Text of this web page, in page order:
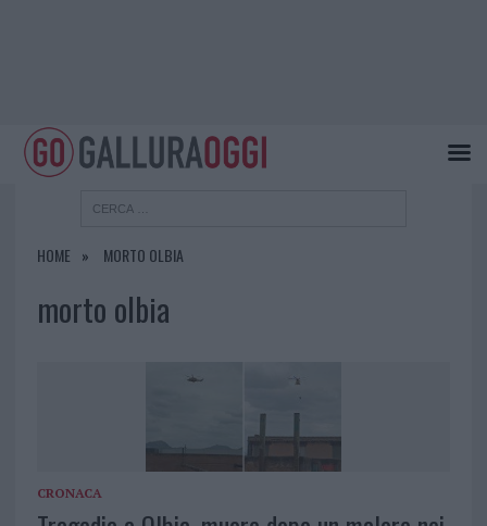
HOME MORTO OLBIA
morto olbia
CRONACA